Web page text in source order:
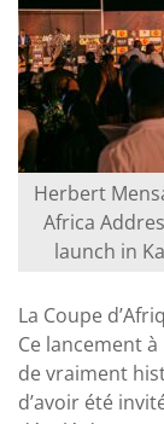
Herbert
Africa
launch in
La Coupe
Ce lancement
de vraiment
d’avoir été